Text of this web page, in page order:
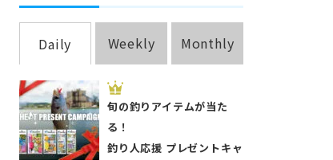
Daily Weekly Monthly
旬の釣りアイテムが当た
る！
釣り人応援 プレゼントキャ